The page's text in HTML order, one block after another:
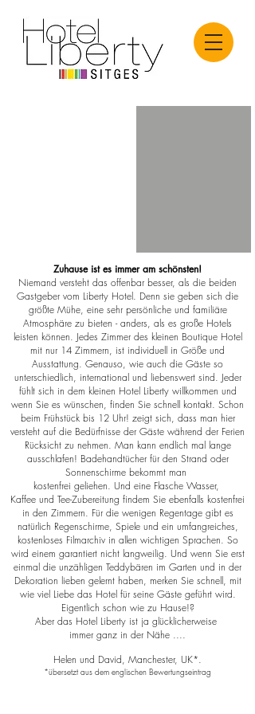
Zuhause ist es immer am schönsten!
Niemand versteht das offenbar besser, als die beiden
Gastgeber vom Liberty Hotel. Denn sie geben sich die
größte Mühe, eine sehr persönliche und familiäre
Atmosphäre zu bieten - anders, als es große Hotels
leisten können. Jedes Zimmer des kleinen Boutique Hotel
mit nur 14 Zimmern, ist individuell in Größe und
Ausstattung. Genauso, wie auch die Gäste so
unterschiedlich, international und liebenswert sind. Jeder
fühlt sich in dem kleinen Hotel Liberty willkommen und
wenn Sie es wünschen, finden Sie schnell kontakt. Schon
beim Frühstück bis 12 Uhr! zeigt sich, dass man hier
versteht auf die Bedürfnisse der Gäste während der Ferien
Rücksicht zu nehmen. Man kann endlich mal lange
ausschlafen! Badehandtücher für den Strand oder
Sonnenschirme bekommt man
kostenfrei geliehen. Und eine Flasche Wasser,
Kaffee und Tee-Zubereitung findem Sie ebenfalls kostenfrei
in den Zimmern. Für die wenigen Regentage gibt es
natürlich Regenschirme, Spiele und ein umfangreiches,
kostenloses Filmarchiv in allen wichtigen Sprachen. So
wird einem garantiert nicht langweilig. Und wenn Sie erst
einmal die unzähligen Teddybären im Garten und in der
Dekoration lieben gelernt haben, merken Sie schnell, mit
wie viel Liebe das Hotel für seine Gäste geführt wird.
Eigentlich schon wie zu Hause!?
Aber das Hotel Liberty ist ja glücklicherweise
immer ganz in der Nähe ....
Helen und David, Manchester, UK*.
*übersetzt aus dem englischen Bewertungseintrag